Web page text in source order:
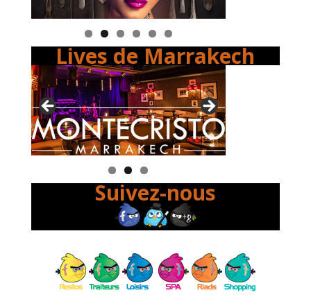
Lives de Marrakech
Suivez-nous